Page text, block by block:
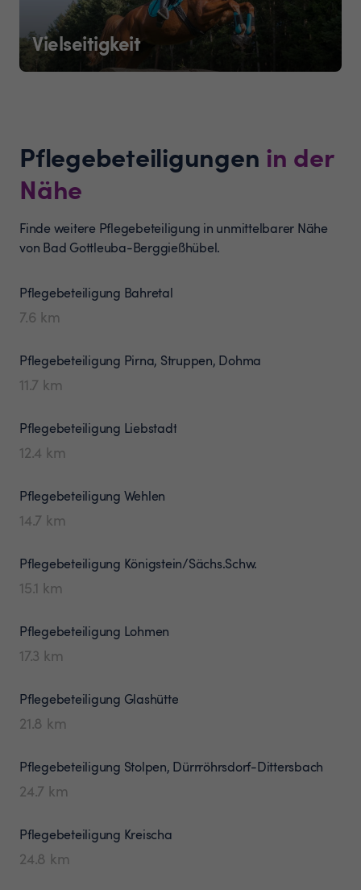
Vielseitigkeit
Pflegebeteiligungen in der
Nähe
Finde weitere Pflegebeteiligung in unmittelbarer Nähe
von Bad Gottleuba-Berggießhübel.
Pflegebeteiligung Bahretal
7.6 km
Pflegebeteiligung Pirna, Struppen, Dohma
11.7 km
Pflegebeteiligung Liebstadt
12.4 km
Pflegebeteiligung Wehlen
14.7 km
Pflegebeteiligung Königstein/Sächs.Schw.
15.1 km
Pflegebeteiligung Lohmen
17.3 km
Pflegebeteiligung Glashütte
21.8 km
Pflegebeteiligung Stolpen, Dürrröhrsdorf-Dittersbach
24.7 km
Pflegebeteiligung Kreischa
24.8 km